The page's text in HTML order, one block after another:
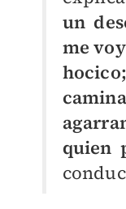
un
me
quien